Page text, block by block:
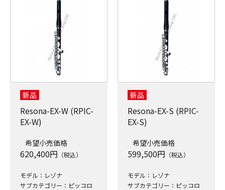
新品
Resona-EX-W (RPIC-
EX-W)
希望小売価格
620,400円 （税込）
モデル：レゾナ
サブカテゴリー：ピッコロ
新品
Resona-EX-S (RPIC-
EX-S)
希望小売価格
599,500円 （税込）
モデル：レゾナ
サブカテゴリー：ピッコロ